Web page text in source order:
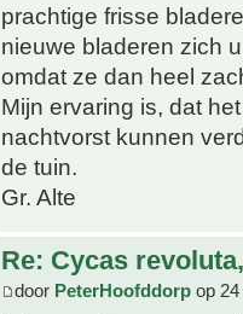
prachtige frisse
nieuwe bladeren zich
omdat ze dan heel
Mijn ervaring is, dat
nachtvorst kunnen
de tuin.
Gr. Alte
Re: Cycas
door PeterHoofddorp op